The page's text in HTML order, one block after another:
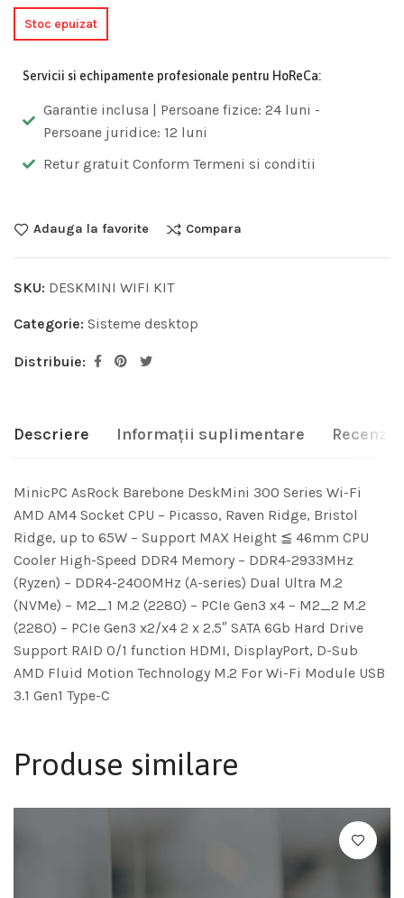
Stoc epuizat
Servicii si echipamente profesionale pentru HoReCa:
Garantie inclusa | Persoane fizice: 24 luni -
Persoane juridice: 12 luni
Retur gratuit Conform Termeni si conditii
Adauga la favorite Compara
SKU: DESKMINI WIFI KIT
Categorie: Sisteme desktop
Distribuie:
Descriere Informații suplimentare Recenzii
MinicPC AsRock Barebone DeskMini 300 Series Wi-Fi
AMD AM4 Socket CPU – Picasso, Raven Ridge, Bristol
Ridge, up to 65W – Support MAX Height ≦ 46mm CPU
Cooler High-Speed DDR4 Memory – DDR4-2933MHz
(Ryzen) – DDR4-2400MHz (A-series) Dual Ultra M.2
(NVMe) – M2_1 M.2 (2280) – PCIe Gen3 x4 – M2_2 M.2
(2280) – PCIe Gen3 x2/x4 2 x 2.5″ SATA 6Gb Hard Drive
Support RAID 0/1 function HDMI, DisplayPort, D-Sub
AMD Fluid Motion Technology M.2 For Wi-Fi Module USB
3.1 Gen1 Type-C
Produse similare